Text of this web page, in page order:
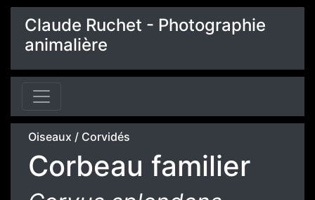
Claude Ruchet - Photographie
animalière
Oiseaux / Corvidés
Corbeau familier